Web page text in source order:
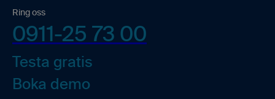
Ring oss
0911-25 73 00
Testa gratis
Boka demo